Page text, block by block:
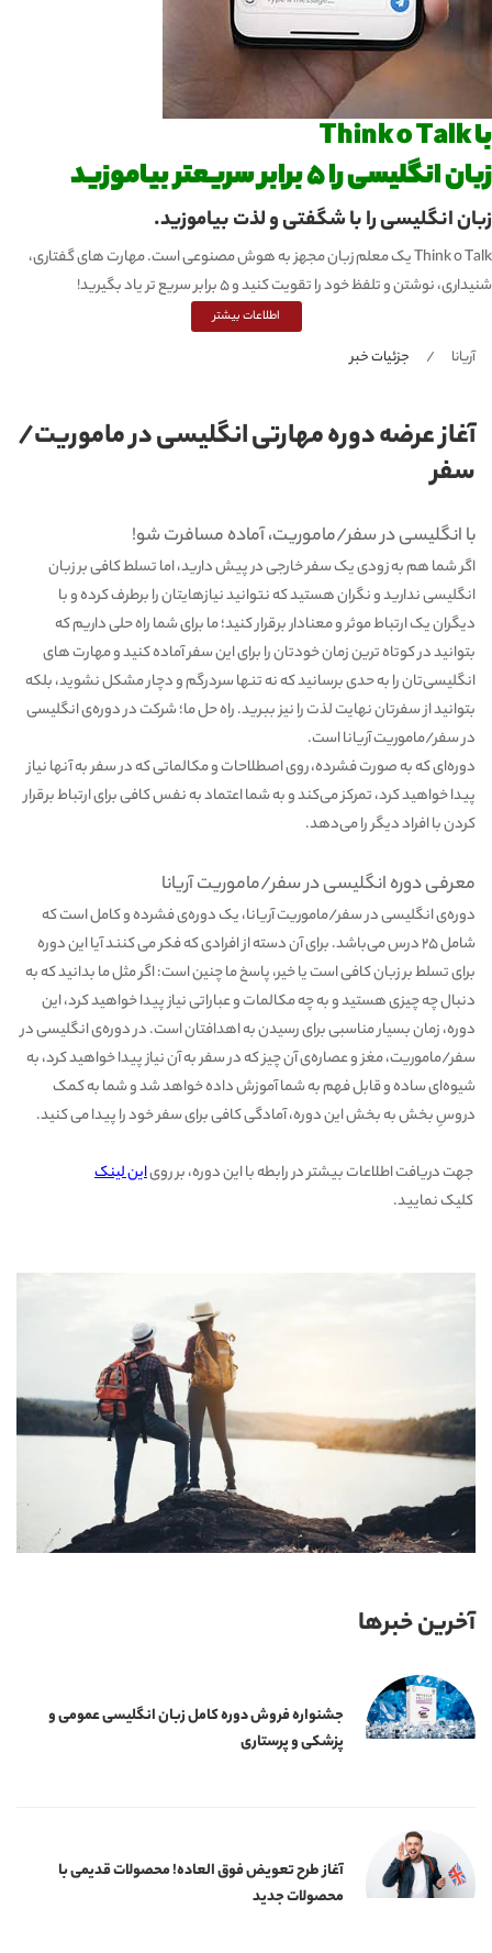
با Think o Talk
زبان انگلیسی را 5 برابر سریعتر بیاموزید
زبان انگلیسی را با شگفتی و لذت بیاموزید.
Think o Talk یک معلم زبان مجهز به هوش مصنوعی است. مهارت های گفتاری،
شنیداری، نوشتن و تلفظ خود را تقویت کنید و 5 برابر سریع تر یاد بگیرید!
اطلاعات بیشتر
آریانا جزئیات خبر
آغاز عرضه دوره‌ مهارتی انگلیسی در ماموریت/
سفر
با انگلیسی در سفر/ماموریت، آماده مسافرت شو!
اگر شما هم به زودی یک سفر خارجی در پیش دارید، اما تسلط کافی بر زبان
انگلیسی ندارید و نگران هستید که نتوانید نیازهایتان را برطرف کرده و با
دیگران یک ارتباط موثر و معنادار برقرار کنید؛ ما برای شما راه حلی داریم که
بتوانید در کوتاه ترین زمان خودتان را برای این سفر آماده کنید و مهارت های
انگلیسی‌تان را به حدی برسانید که نه تنها سردرگم و دچار مشکل نشوید، بلکه
بتوانید از سفرتان نهایت لذت را نیز ببرید. راه حل ما؛ شرکت در دوره‌ی انگلیسی
در سفر/ماموریت آریانا است.
دوره‌ای که به صورت فشرده، روی اصطلاحات و مکالماتی که در سفر به آنها نیاز
پیدا خواهید کرد، تمرکز می‌کند و به شما اعتماد به نفس کافی برای ارتباط برقرار
کردن با افراد دیگر را می‌دهد.
معرفی دوره انگلیسی در سفر/ماموریت آریانا
دوره‌ی انگلیسی در سفر/ماموریت آریانا، یک دوره‌ی فشرده و کامل است که
شامل 25 درس می‌باشد. برای آن دسته از افرادی که فکر می کنند آیا این دوره
برای تسلط بر زبان کافی است یا خیر، پاسخ ما چنین است: اگر مثل ما بدانید که به
دنبال چه چیزی هستید و به چه مکالمات و عباراتی نیاز پیدا خواهید کرد، این
دوره، زمان بسیار مناسبی برای رسیدن به اهدافتان است. در دوره‌ی انگلیسی در
سفر/ماموریت، مغز و عصاره‌ی آن چیز که در سفر به آن نیاز پیدا خواهید کرد، به
شیوه‌ای ساده و قابل فهم به شما آموزش داده خواهد شد و شما به کمک
دروسِ بخش به بخش این دوره، آمادگی کافی برای سفر خود را پیدا می کنید.
جهت دریافت اطلاعات بیشتر در رابطه با این دوره، بر رویاین لینک
کلیک نمایید.
آخرین خبرها
جشنواره فروش دوره کامل زبان انگلیسی عمومی و
پزشکی و پرستاری
آغاز طرح تعویض فوق العاده! محصولات قدیمی با
محصولات جدید